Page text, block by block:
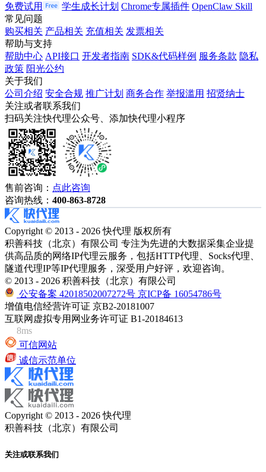
免费试用
学生成长计划 Chrome专属插件 OpenClaw Skill
常见问题
购买相关 产品相关 充值相关 发票相关
帮助与支持
帮助中心 API接口 开发者指南 SDK&代码样例 服务条款 隐私
政策 阳光公约
关于我们
公司介绍 安全合规 推广计划 商务合作 举报滥用 招贤纳士
关注或者联系我们
扫码关注快代理公众号、添加快代理小程序
售前咨询： 点此咨询
咨询热线： 400-863-8728
Copyright © 2013 - 2026 快代理 版权所有
积善科技（北京）有限公司 专注为先进的大数据采集企业提
供高品质的网络IP代理云服务，包括HTTP代理、Socks代理、
隧道代理IP等IP代理服务，深受用户好评，欢迎咨询。
© 2013 - 2026 积善科技（北京）有限公司
公安备案 42018502007272号 京ICP备 16054786号
增值电信经营许可证 京B2-20181007
互联网虚拟专用网业务许可证 B1-20184613
8ms
可信网站
诚信示范单位
Copyright © 2013 - 2026 快代理
积善科技（北京）有限公司
关注或联系我们